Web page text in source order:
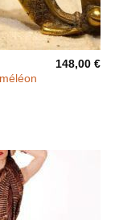
148,00 €